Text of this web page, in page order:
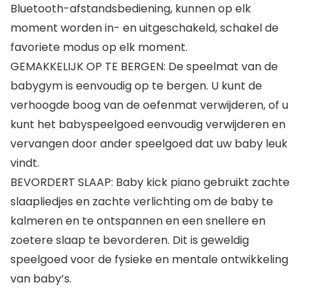
Bluetooth-afstandsbediening, kunnen op elk
moment worden in- en uitgeschakeld, schakel de
favoriete modus op elk moment.
GEMAKKELIJK OP TE BERGEN: De speelmat van de
babygym is eenvoudig op te bergen. U kunt de
verhoogde boog van de oefenmat verwijderen, of u
kunt het babyspeelgoed eenvoudig verwijderen en
vervangen door ander speelgoed dat uw baby leuk
vindt.
BEVORDERT SLAAP: Baby kick piano gebruikt zachte
slaapliedjes en zachte verlichting om de baby te
kalmeren en te ontspannen en een snellere en
zoetere slaap te bevorderen. Dit is geweldig
speelgoed voor de fysieke en mentale ontwikkeling
van baby’s.